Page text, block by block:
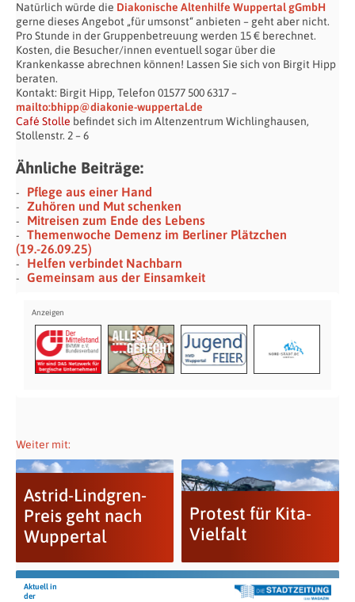
Natürlich würde die Diakonische Altenhilfe Wuppertal gGmbH
gerne dieses Angebot „für umsonst“ anbieten – geht aber nicht.
Pro Stunde in der Gruppenbetreuung werden 15 € berechnet.
Kosten, die Besucher/innen eventuell sogar über die
Krankenkasse abrechnen können! Lassen Sie sich von Birgit Hipp
beraten.
Kontakt: Birgit Hipp, Telefon 01577 500 6317 –
mailto:bhipp@diakonie-wuppertal.de
Café Stolle befindet sich im Altenzentrum Wichlinghausen,
Stollenstr. 2 – 6
Ähnliche Beiträge:
Pflege aus einer Hand
Zuhören und Mut schenken
Mitreisen zum Ende des Lebens
Themenwoche Demenz im Berliner Plätzchen
(19.-26.09.25)
Helfen verbindet Nachbarn
Gemeinsam aus der Einsamkeit
Weiter mit:
Astrid-Lindgren-
Preis geht nach
Wuppertal
Protest für Kita-
Vielfalt
Aktuell in
der